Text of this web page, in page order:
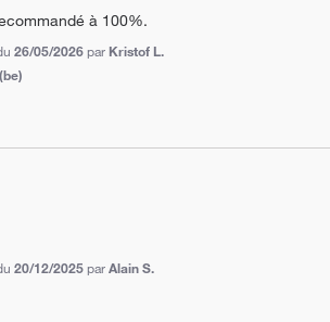
à 100%.
26/05/2026 par Kristof L.
20/12/2025 parAlain S.